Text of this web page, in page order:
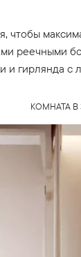
чтобы
реечными
и гирлянда с
КОМНАТА В